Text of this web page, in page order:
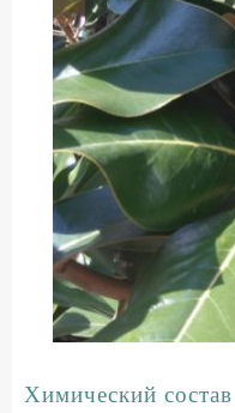
Химический состав